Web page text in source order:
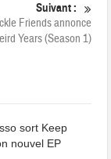
Suivant :
Friends annonce
Years (Season 1)